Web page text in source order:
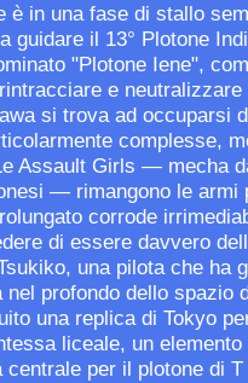
è in una fase di stallo
guidare il 13° Plotone
"Plotone Iene",
e
si trova ad occuparsi
complesse,
Assault Girls — mecha
— rimangono le armi
corrode
di essere davvero
una pilota che ha
profondo dello spazio
una replica di Tokyo
liceale, un
per il plotone di T